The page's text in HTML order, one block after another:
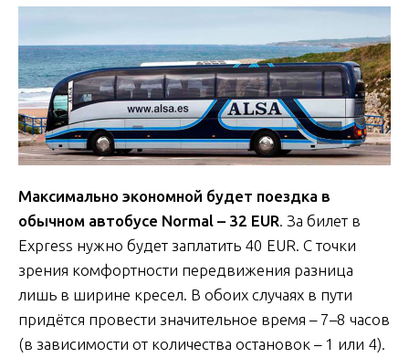
Максимально экономной будет поездка в
обычном автобусе Normal – 32 EUR . За билет в
Express нужно будет заплатить 40 EUR. С точки
зрения комфортности передвижения разница
лишь в ширине кресел. В обоих случаях в пути
придётся провести значительное время – 7–8 часов
(в зависимости от количества остановок – 1 или 4).